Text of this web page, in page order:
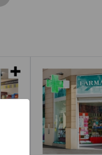
acerca de "Gasolineras"
Leer más
Farmacia